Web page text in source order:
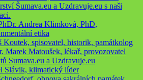
Šumava.eu a Uzdravuje.eu s naši
Andrea Klimková, PhD,
etika
Koutek, spisovatel, historik, památkolog
Marek Matoušek, lékař, provozovatel
Sumava.eu a Uzdravuje.eu
Slávik, klimatický líder